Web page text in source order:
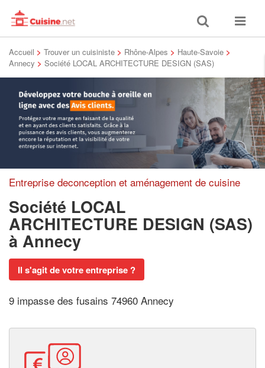
Toggle
search
Toggle
Accueil > Trouver un cuisiniste > Rhône-Alpes > Haute-Savoie >
Annecy > Société LOCAL ARCHITECTURE DESIGN (SAS)
Entreprise deconception et aménagement de cuisine
Société LOCAL
ARCHITECTURE DESIGN (SAS)
à Annecy
Il s'agit de votre entreprise ?
9 impasse des fusains 74960 Annecy